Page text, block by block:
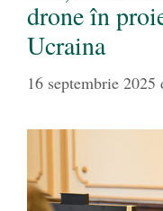
drone în
Ucraina
16 septembrie 2025